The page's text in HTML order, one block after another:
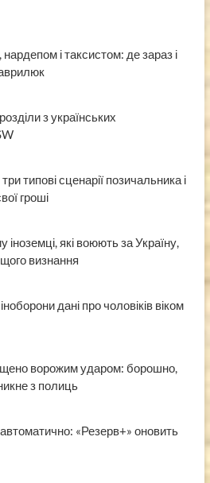
і таксистом: де зараз і
з українських
типові сценарії позичальника і
гроші
які воюють за Україну,
визнання
дані про чоловіків віком
ворожим ударом: борошно,
з полиць
«Резерв+» оновить